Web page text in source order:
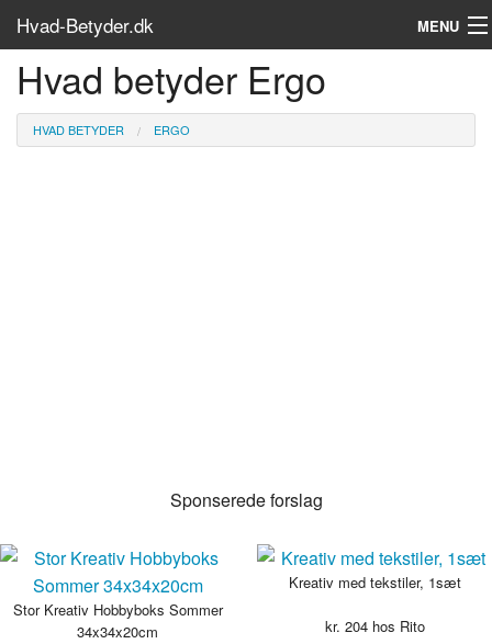
Hvad-Betyder.dk MENU
Om siden
Søg...
Hvad betyder Ergo
HVAD BETYDER ERGO
Sponserede forslag
Stor Kreativ Hobbyboks Sommer
34x34x20cm
Kreativ med tekstiler, 1sæt
kr. 204hos Rito